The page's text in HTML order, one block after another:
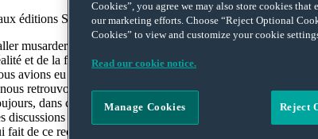
éditions Stock.
musarder sur les chemins de sa mémoire, qui est aussi un
et de la fiction une tentative réussie d’aborder le
avions eu la chance de recevoir Fabio pour « Mont
retrouvons cette entreprise d’autoportrait sincère, où les
dans ce nouveau recueil cette capacité à émouvoir, à
discussions jusqu’au bout de la nuit est une belle manière
de ce recueil un objet rare et touchant, bourré d’énergie.
Cookies”, you agree we may also store cookies
our marketing efforts. Choose “Reject Optional
Cookies” to view and customize your cookie
Read our cookie notice.
Reject
Manage Cookies